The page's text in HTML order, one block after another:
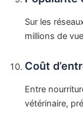
Sur les
millions de
Coût
Entre
vétérinaire,